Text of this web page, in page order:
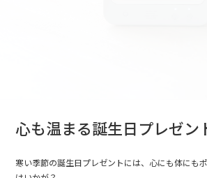
心も温まる誕生日プレゼン
寒い季節の誕生日プレゼントには、心にも体にも